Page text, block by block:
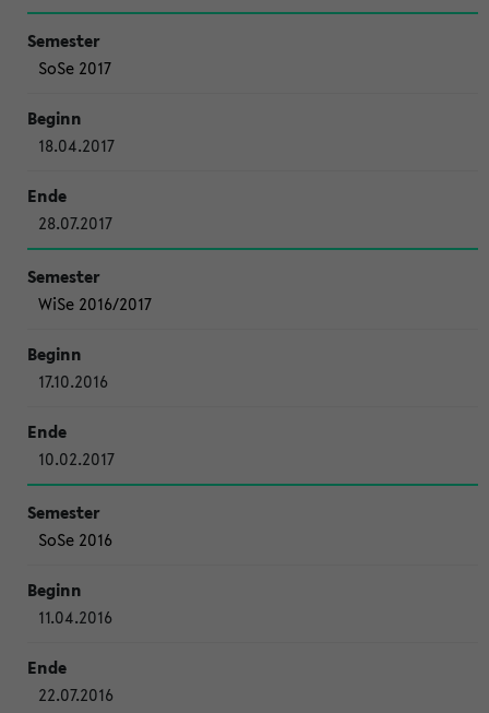
SoSe 2017
18.04.2017
28.07.2017
WiSe 2016/2017
17.10.2016
10.02.2017
SoSe 2016
11.04.2016
22.07.2016